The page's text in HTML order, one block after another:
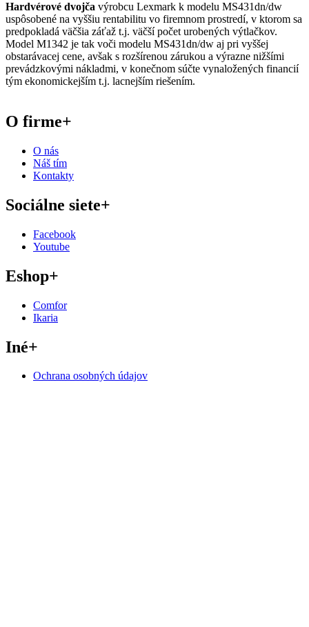
Hardvérové dvojča výrobcu Lexmark k modelu MS431dn/dw
uspôsobené na vyššiu rentabilitu vo firemnom prostredí, v ktorom sa
predpokladá väčšia záťaž t.j. väčší počet urobených výtlačkov.
Model M1342 je tak voči modelu MS431dn/dw aj pri vyššej
obstarávacej cene, avšak s rozšírenou zárukou a výrazne nižšími
prevádzkovými nákladmi, v konečnom súčte vynaložených financií
tým ekonomickejším t.j. lacnejším riešením.
O firme+
O nás
Náš tím
Kontakty
Sociálne siete+
Facebook
Youtube
Eshop+
Comfor
Ikaria
Iné+
Ochrana osobných údajov